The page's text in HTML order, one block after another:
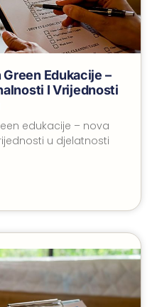
Edukacije –
I Vrijednosti
edukacije – nova
u djelatnosti